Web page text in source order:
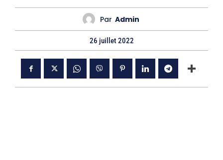
Par Admin
26 juillet 2022